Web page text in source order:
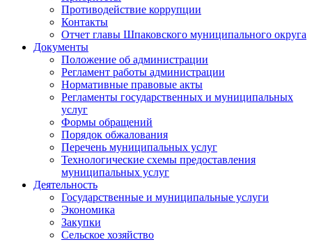
Противодействие коррупции
Контакты
Отчет главы Шпаковского муниципального округа
Документы
Положение об администрации
Регламент работы администрации
Нормативные правовые акты
Регламенты государственных и муниципальных
услуг
Формы обращений
Порядок обжалования
Перечень муниципальных услуг
Технологические схемы предоставления
муниципальных услуг
Деятельность
Государственные и муниципальные услуги
Экономика
Закупки
Сельское хозяйство